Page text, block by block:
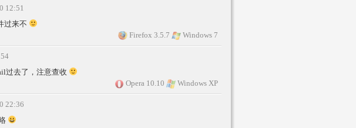
12:51
过来不
Firefox 3.5.7
Windows 7
过去了，注意查收
Opera 10.10
Windows XP
22:36